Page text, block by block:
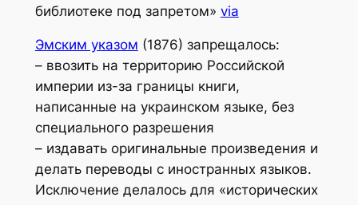
библиотеке под запретом» via
Эмским указом (1876) запрещалось:
– ввозить на территорию Российской
империи из-за границы книги,
написанные на украинском языке, без
специального разрешения
– издавать оригинальные произведения и
делать переводы с иностранных языков.
Исключение делалось для «исторических